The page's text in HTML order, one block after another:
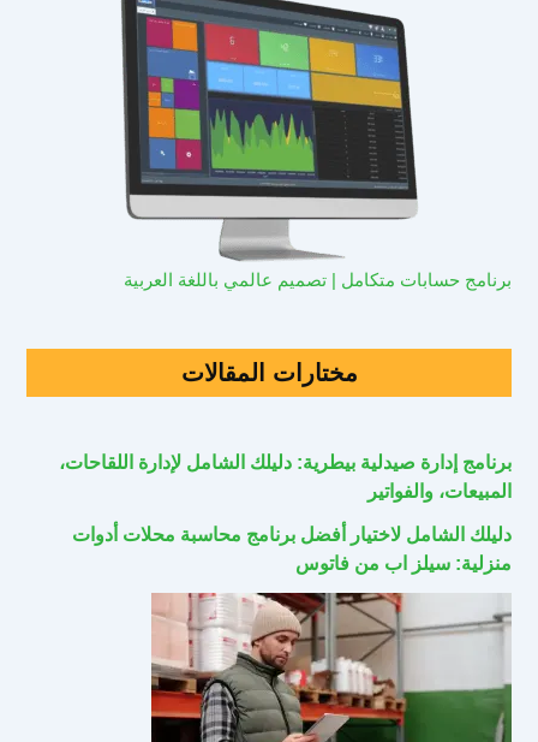
برنامج حسابات متكامل | تصميم عالمي باللغة العربية
مختارات المقالات
برنامج إدارة صيدلية بيطرية: دليلك الشامل لإدارة اللقاحات،
المبيعات، والفواتير
دليلك الشامل لاختيار أفضل برنامج محاسبة محلات أدوات
منزلية: سيلز اب من فاتوس